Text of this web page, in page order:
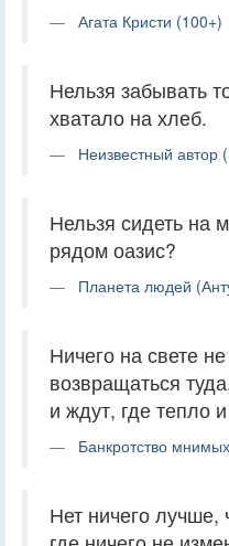
Агата Кристи (100+)
Нельзя забывать
хватало на хлеб.
Неизвестный автор
Нельзя сидеть на
рядом оазис?
Планета людей
Ничего на свете
возвращаться
и ждут, где тепло
Банкротство
Нет ничего лучше,